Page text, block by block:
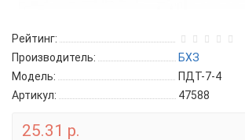
Рейтинг:
Производитель:
БХЗ
Модель:
ПДТ-7-4
Артикул:
47588
25.31 р.